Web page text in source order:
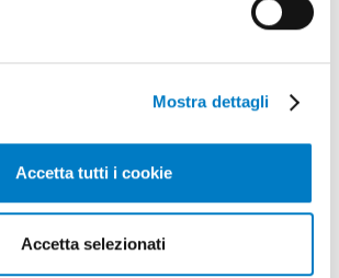
Mostra dettagli
Accetta tutti i cookie
Accetta selezionati